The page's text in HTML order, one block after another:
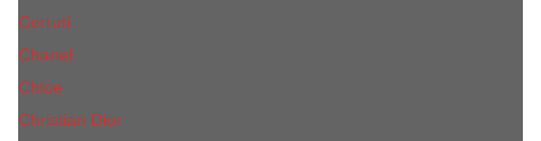
Cerruti
Сhanеl
Chloe
Christian Dior